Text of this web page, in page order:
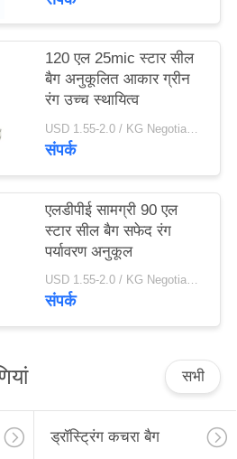
120 एल 25mic स्टार सील
बैग अनुकूलित आकार ग्रीन
रंग उच्च स्थायित्व
USD 1.55-2.0 / KG Negotiable MOQ:1000kgs
संपर्क
एलडीपीई सामग्री 90 एल
स्टार सील बैग सफेद रंग
पर्यावरण अनुकूल
USD 1.55-2.0 / KG Negotiable MOQ:1000kgs
संपर्क
सभी
ड्रॉस्ट्रिंग कचरा बैग